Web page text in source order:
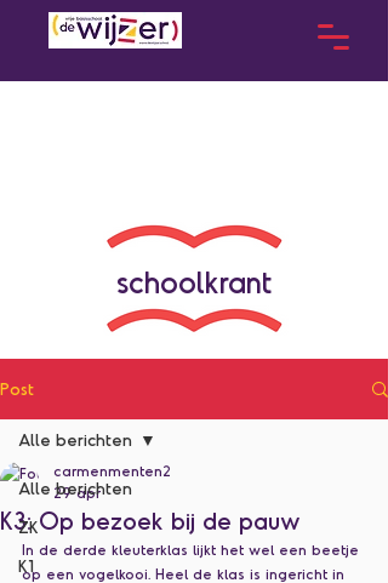
schoolkrant
Post
Alle berichten
ZK
K1
Alle berichten
K3: Op bezoek bij de pauw
carmenmenten2
29 apr
In de derde kleuterklas lijkt het wel een beetje
op een vogelkooi. Heel de klas is ingericht in